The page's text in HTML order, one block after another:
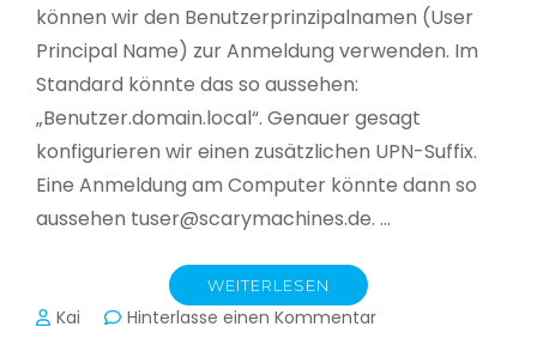
können wir den Benutzerprinzipalnamen (User
Principal Name) zur Anmeldung verwenden. Im
Standard könnte das so aussehen:
„Benutzer.domain.local“. Genauer gesagt
konfigurieren wir einen zusätzlichen UPN-Suffix.
Eine Anmeldung am Computer könnte dann so
aussehen tuser@scarymachines.de. …
WEITERLESEN
Kai Hinterlasse einen Kommentarzu